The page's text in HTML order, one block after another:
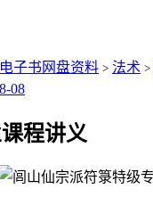
子书网盘资料 > 法术 >
08
程讲义